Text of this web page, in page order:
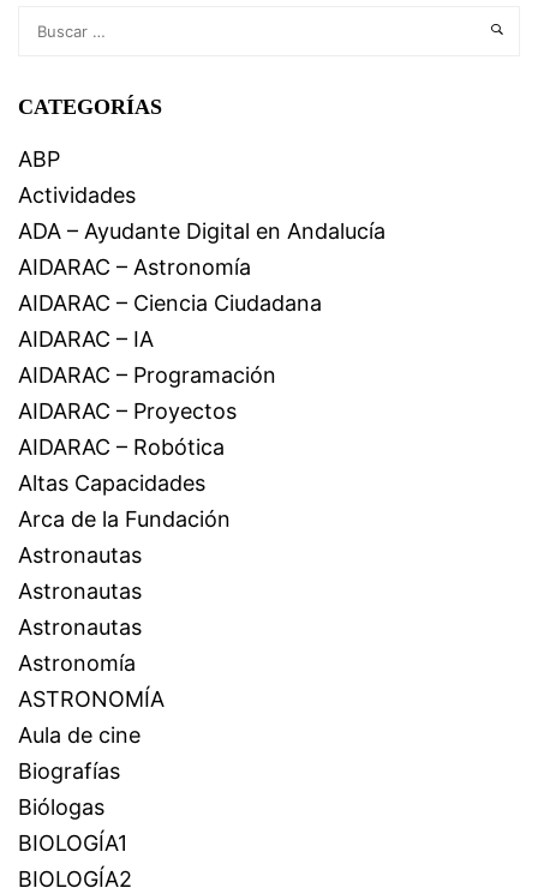
CATEGORÍAS
ABP
Actividades
ADA – Ayudante Digital en Andalucía
AIDARAC – Astronomía
AIDARAC – Ciencia Ciudadana
AIDARAC – IA
AIDARAC – Programación
AIDARAC – Proyectos
AIDARAC – Robótica
Altas Capacidades
Arca de la Fundación
Astronautas
Astronautas
Astronautas
Astronomía
ASTRONOMÍA
Aula de cine
Biografías
Biólogas
BIOLOGÍA1
BIOLOGÍA2